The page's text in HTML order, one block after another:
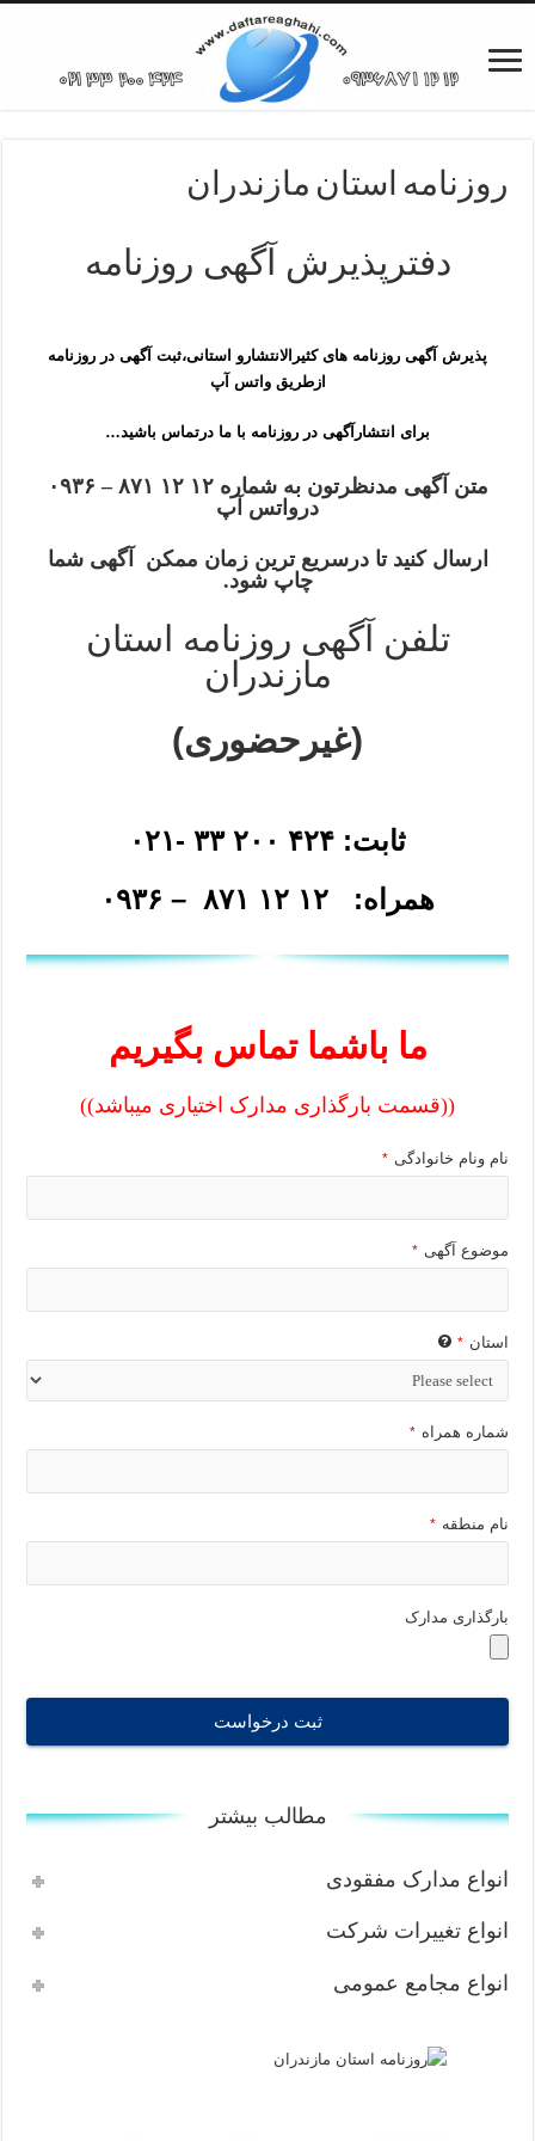
روزنامه استان مازندران
دفترپذیرش آگهی روزنامه
پذیرش آگهی روزنامه های کثیرالانتشارو استانی،ثبت آگهی در روزنامه
ازطریق واتس آپ
برای انتشارآگهی در روزنامه با ما درتماس باشید…
متن آگهی مدنظرتون به شماره ۱۲ ۱۲ ۸۷۱ – ۰۹۳۶
درواتس آپ
ارسال کنید تا درسریع ترین زمان ممکن آگهی شما
چاپ شود.
تلفن آگهی روزنامه استان
مازندران
(غیرحضوری)
ثابت: ۴۲۴ ۲۰۰ ۳۳ -۰۲۱
همراه: ۱۲ ۱۲ ۸۷۱ – ۰۹۳۶
ما باشما تماس بگیریم
((قسمت بارگذاری مدارک اختیاری میباشد))
نام ونام خانوادگی *
موضوع آگهی *
استان *
شماره همراه *
نام منطقه *
بارگذاری مدارک
ثبت درخواست
i
e
d
مطالب بیشتر
انواع مدارک مفقودی
انواع تغییرات شرکت
انواع مجامع عمومی